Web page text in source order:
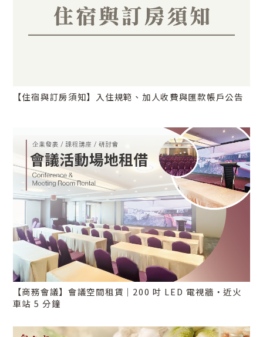
【住宿與訂房須知】入住規範、加人收費與匯款帳戶公告
【商務會議】會議空間租賃｜200 吋 LED 電視牆・近火
車站 5 分鐘